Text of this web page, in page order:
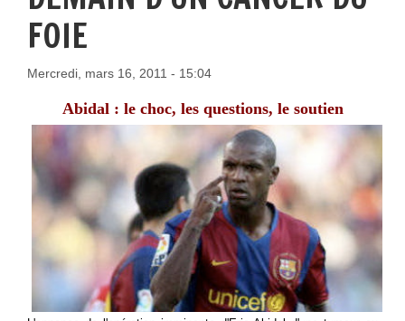
FOIE
Mercredi, mars 16, 2011 - 15:04
Abidal : le choc, les questions, le soutien